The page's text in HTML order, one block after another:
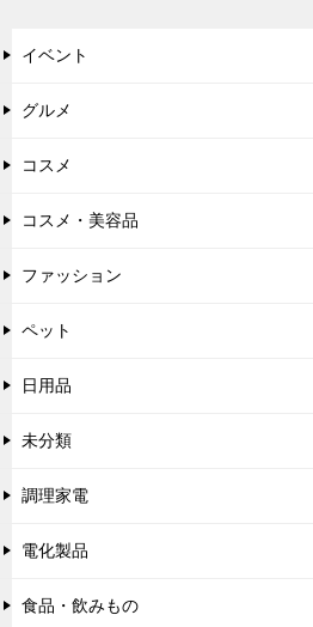
イベント
グルメ
コスメ
コスメ・美容品
ファッション
ペット
日用品
未分類
調理家電
電化製品
食品・飲みもの